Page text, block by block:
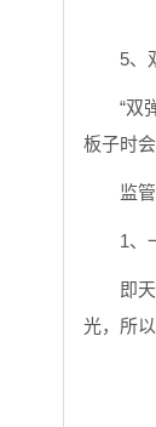
5、
“双
板子时
监
1、
即
光，所